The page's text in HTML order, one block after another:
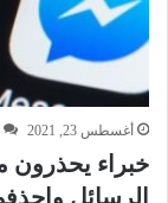
أغسطس 23, 2021
خبراء يحذرون
الرسائل